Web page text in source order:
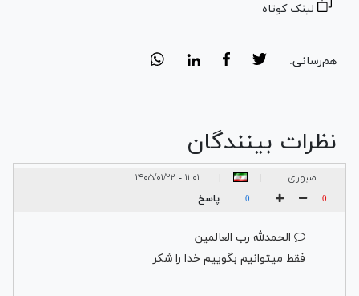
لینک کوتاه
هم‌رسانی:
نظرات بینندگان
صبوری ۱۱:۰۱ - ۱۴۰۵/۰۱/۲۲
0
0 پاسخ
الحمدلله رب العالمین
فقط میتوانیم بگوییم خدا را شکر